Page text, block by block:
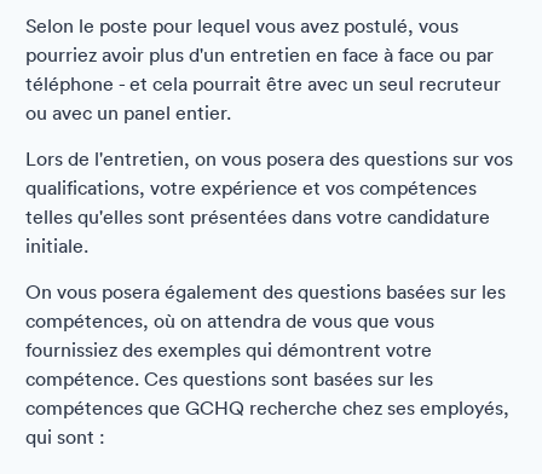
Selon le poste pour lequel vous avez postulé, vous
pourriez avoir plus d'un entretien en face à face ou par
téléphone - et cela pourrait être avec un seul recruteur
ou avec un panel entier.
Lors de l'entretien, on vous posera des questions sur vos
qualifications, votre expérience et vos compétences
telles qu'elles sont présentées dans votre candidature
initiale.
On vous posera également des questions basées sur les
compétences, où on attendra de vous que vous
fournissiez des exemples qui démontrent votre
compétence. Ces questions sont basées sur les
compétences que GCHQ recherche chez ses employés,
qui sont :